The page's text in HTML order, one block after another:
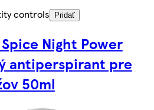
controls
Pridať
Night Power
antiperspirant pre
50ml